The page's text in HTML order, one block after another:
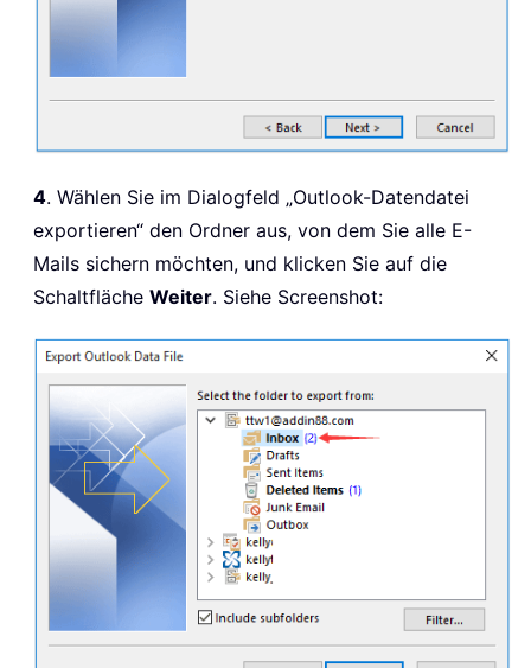
4. Wählen Sie im Dialogfeld „Outlook-Datendatei
exportieren“ den Ordner aus, von dem Sie alle E-
Mails sichern möchten, und klicken Sie auf die
Schaltfläche Weiter. Siehe Screenshot: